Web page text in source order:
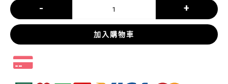
- +
加入購物車